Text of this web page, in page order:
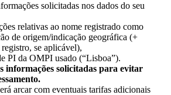
solicitadas nos dados do seu
relativas ao nome registrado como
de origem/indicação geográfica (+
se aplicável),
PI da OMPI usado (“Lisboa”).
informações solicitadas para evitar
arcar com eventuais tarifas adicionais